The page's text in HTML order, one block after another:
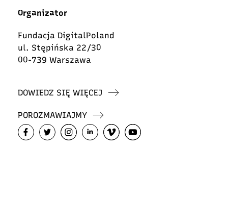
Organizator
Fundacja DigitalPoland
ul. Stępińska 22/30
00-739 Warszawa
DOWIEDZ SIĘ WIĘCEJ
POROZMAWIAJMY